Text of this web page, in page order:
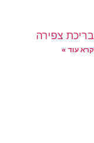
בריכת צפירה
קרא עוד »